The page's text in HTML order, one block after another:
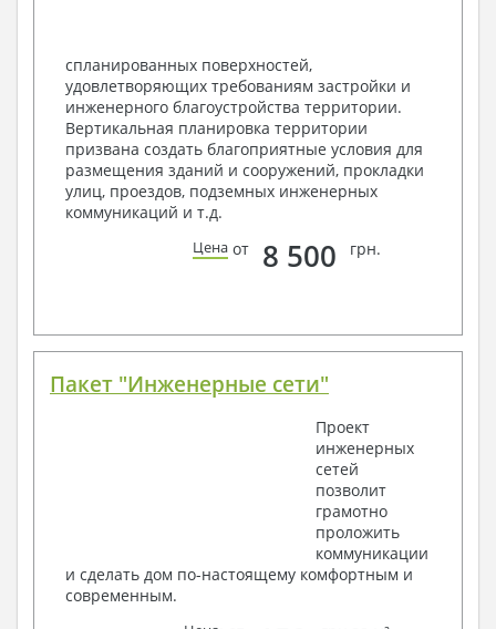
Архитектурные узлы в конструкциях
2. Конструктивный раздел:
Общие данные по проекту
Схемы расположения и расчеты фундаментов
Элементы каркаса – схемы расположения
Схема расположения перекрытий
Опоры перекрытия на стены или Узлы
Элементы кровли – схемы расположения
3. Инженерный раздел (приобретается по желанию
за дополнительную плату):
Условные обозначения с общими данными
Поэтажная система водоснабжения и
Аксонометрическая схема водоснабжения и
Узлы и спецификация материалов
Отопление, вентиляция
спланированных поверхностей,
удовлетворяющих требованиям застройки и
инженерного благоустройства территории.
Вертикальная планировка территории
призвана создать благоприятные условия для
размещения зданий и сооружений, прокладки
улиц, проездов, подземных инженерных
коммуникаций и т.д.
Цена от 8 500 грн.
Пакет "Инженерные сети"
Проект
инженерных
сетей
позволит
грамотно
проложить
коммуникации
и сделать дом по-настоящему комфортным и
современным.